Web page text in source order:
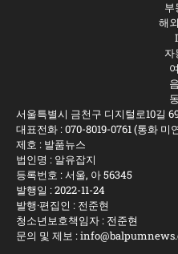
부
해
자
서울특별시 금천구 디지털로10길
대표전화 :070-8019-0761(통화 미
제호 : 발품뉴스
법인명 : 알유잡지
등록번호 : 서울, 아 56345
발행일 : 2022-11-24
발행·편집인 : 전준현
청소년보호책임자 : 전준현
문의 및 제보 :